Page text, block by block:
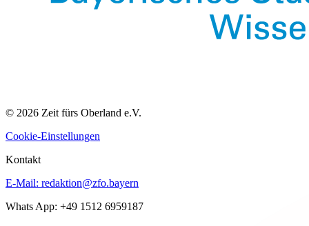
© 2026 Zeit fürs Oberland e.V.
Cookie-Einstellungen
Kontakt
E-Mail: redaktion@zfo.bayern
Whats App: +49 1512 6959187